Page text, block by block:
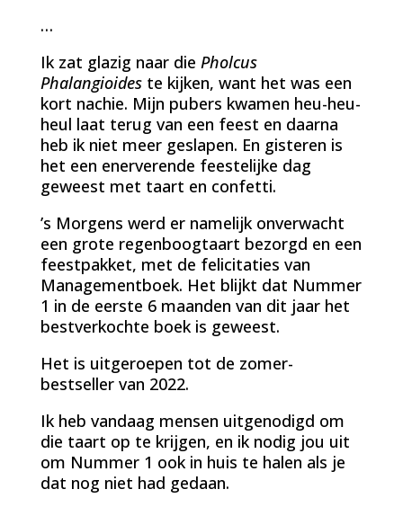
…
Ik zat glazig naar die Pholcus
Phalangioideste kijken, want het was een
kort nachie. Mijn pubers kwamen heu-heu-
heul laat terug van een feest en daarna
heb ik niet meer geslapen. En gisteren is
het een enerverende feestelijke dag
geweest met taart en confetti.
’s Morgens werd er namelijk onverwacht
een grote regenboogtaart bezorgd en een
feestpakket, met de felicitaties van
Managementboek. Het blijkt dat Nummer
1 in de eerste 6 maanden van dit jaar het
bestverkochte boek is geweest.
Het is uitgeroepen tot de zomer-
bestseller van 2022.
Ik heb vandaag mensen uitgenodigd om
die taart op te krijgen, en ik nodig jou uit
om Nummer 1 ook in huis te halen als je
dat nog niet had gedaan.